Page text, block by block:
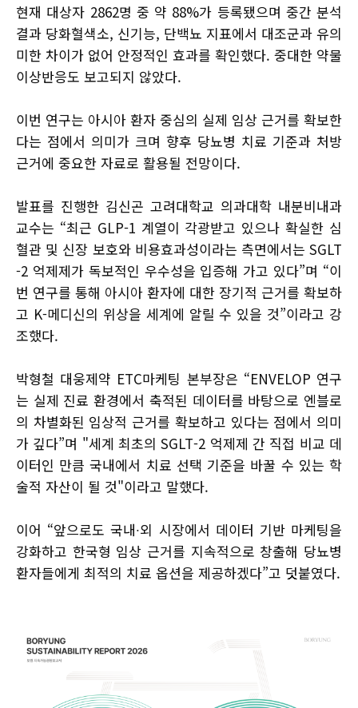
현재 대상자 2862명 중 약 88%가 등록됐으며 중간 분석
결과 당화혈색소, 신기능, 단백뇨 지표에서 대조군과 유의
미한 차이가 없어 안정적인 효과를 확인했다. 중대한 약물
이상반응도 보고되지 않았다.
이번 연구는 아시아 환자 중심의 실제 임상 근거를 확보한
다는 점에서 의미가 크며 향후 당뇨병 치료 기준과 처방
근거에 중요한 자료로 활용될 전망이다.
발표를 진행한 김신곤 고려대학교 의과대학 내분비내과
교수는 “최근 GLP-1 계열이 각광받고 있으나 확실한 심
혈관 및 신장 보호와 비용효과성이라는 측면에서는 SGLT
-2 억제제가 독보적인 우수성을 입증해 가고 있다”며 “이
번 연구를 통해 아시아 환자에 대한 장기적 근거를 확보하
고 K-메디신의 위상을 세계에 알릴 수 있을 것”이라고 강
조했다.
박형철 대웅제약 ETC마케팅 본부장은 “ENVELOP 연구
는 실제 진료 환경에서 축적된 데이터를 바탕으로 엔블로
의 차별화된 임상적 근거를 확보하고 있다는 점에서 의미
가 깊다”며 "세계 최초의 SGLT-2 억제제 간 직접 비교 데
이터인 만큼 국내에서 치료 선택 기준을 바꿀 수 있는 학
술적 자산이 될 것"이라고 말했다.
이어 “앞으로도 국내∙외 시장에서 데이터 기반 마케팅을
강화하고 한국형 임상 근거를 지속적으로 창출해 당뇨병
환자들에게 최적의 치료 옵션을 제공하겠다”고 덧붙였다.